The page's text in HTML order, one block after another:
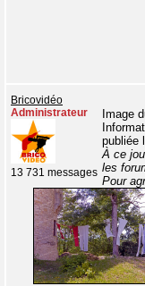
Bricovidéo
Administrateur
13 731 messages
Image
publiée
À ce
les
Pour